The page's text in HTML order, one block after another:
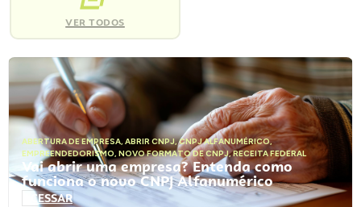
VER TODOS
ABERTURA DE EMPRESA, ABRIR CNPJ,CNPJ ALFANUMÉRICO,
EMPREENDEDORISMO, NOVO FORMATO DE CNPJ,RECEITA FEDERAL
Vai abrir uma empresa? Entenda como
funciona o novo CNPJ Alfanumérico
ACESSAR